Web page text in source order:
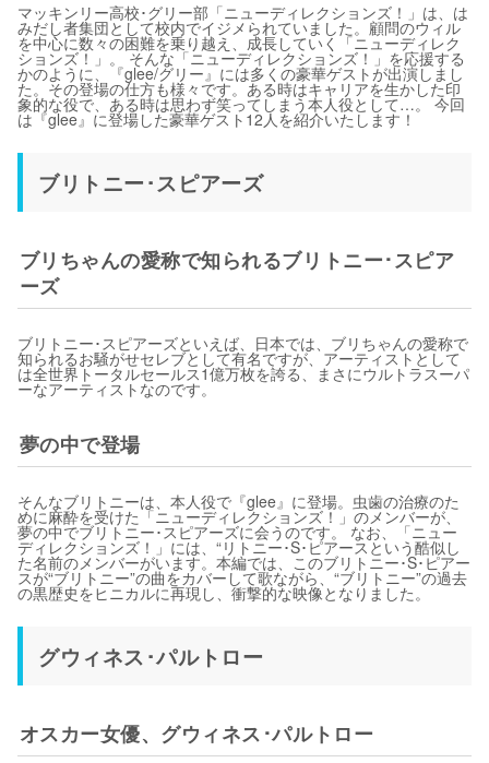
マッキンリー高校･グリー部「ニューディレクションズ！」は、は
みだし者集団として校内でイジメられていました。顧問のウィル
を中心に数々の困難を乗り越え、成長していく「ニューディレク
ションズ！」。 そんな「ニューディレクションズ！」を応援する
かのように、『glee/グリー』には多くの豪華ゲストが出演しまし
た。その登場の仕方も様々です。ある時はキャリアを生かした印
象的な役で、ある時は思わず笑ってしまう本人役として…。 今回
は『glee』に登場した豪華ゲスト12人を紹介いたします！
ブリトニー･スピアーズ
ブリちゃんの愛称で知られるブリトニー･スピア
ーズ
ブリトニー･スピアーズといえば、日本では、ブリちゃんの愛称で
知られるお騒がせセレブとして有名ですが、アーティストとして
は全世界トータルセールス1億万枚を誇る、まさにウルトラスーパ
ーなアーティストなのです。
夢の中で登場
そんなブリトニーは、本人役で『glee』に登場。虫歯の治療のた
めに麻酔を受けた「ニューディレクションズ！」のメンバーが、
夢の中でブリトニー･スピアーズに会うのです。 なお、「ニュー
ディレクションズ！」には、“リトニー･S･ピアースという酷似し
た名前のメンバーがいます。本編では、このブリトニー･S･ピアー
スが“ブリトニー”の曲をカバーして歌ながら、“ブリトニー”の過去
の黒歴史をヒニカルに再現し、衝撃的な映像となりました。
グウィネス･パルトロー
オスカー女優、グウィネス･パルトロー